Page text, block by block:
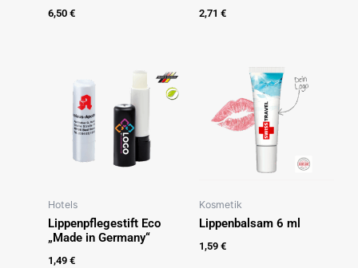
6,50 € 2,71 €
Hotels
Lippenpflegestift Eco
„Made in Germany“
1,49 €
Kosmetik
Lippenbalsam 6 ml
1,59 €